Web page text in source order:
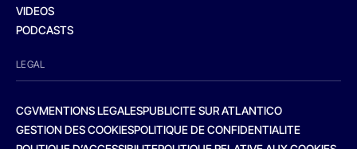
VIDEOS
PODCASTS
LEGAL
CGVMENTIONS LEGALESPUBLICITE SUR ATLANTICO
GESTION DES COOKIESPOLITIQUE DE CONFIDENTIALITE